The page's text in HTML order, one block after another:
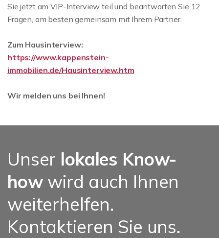
Sie jetzt am VIP-Interview teil und beantworten Sie 12
Fragen, am besten gemeinsam mit Ihrem Partner.
Zum Hausinterview:
https://www.kappenstein-
immobilien.de/Hausinterview.htm
Wir melden uns bei Ihnen!
Unser lokales Know-
howwird auch Ihnen
weiterhelfen.
Kontaktieren Sie uns.